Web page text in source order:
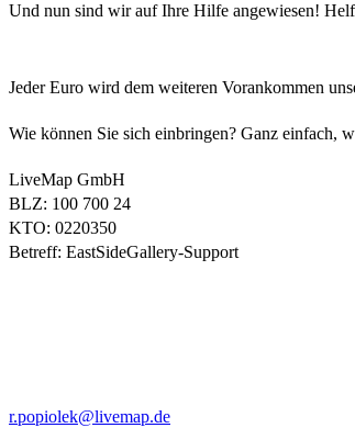
Und nun sind wir auf Ihre Hilfe angewiesen!
Jeder Euro wird dem weiteren Vorankommen
Wie können Sie sich einbringen? Ganz einfach,
LiveMap GmbH
BLZ: 100 700 24
KTO: 0220350
Betreff: EastSideGallery-Support
r.popiolek@livemap.de